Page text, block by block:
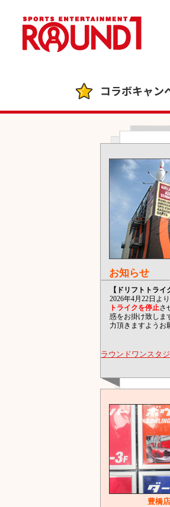
コラボキャン
お知らせ
【ドリフトトライ
2026年4月22日よ
トライクを停止さ
惑をお掛け致しま
力頂きますようお
ラウンドワンスタ
豊橋